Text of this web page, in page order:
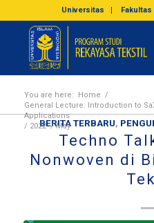
Universitas Fakultas
You are here: Home /
General Lecture: Introduction to
Applications
/ 2022 / May
BERITA TERBARU,
Techno
Nonwoven di